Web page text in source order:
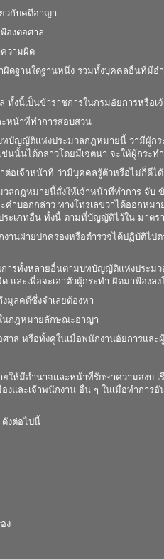
วกับคดีอาญา
องต่อศาล
วามผิด
ผิดฐานใดฐานหนึ่ง รวมทั้งบุคคลอื่นที่มี
งนี้เป็นข้าราชการในกรมอัยการหรือ
หน้าที่ทำการสอบสวน
บัญญัติแห่งประมวลกฎหมายนี้ ว่ามีผู้ก
นนั้นได้กล่าวโดยมีเจตนา จะให้ผู้กระท
อเจ้าหน้าที่ ว่ามีบุคคลรู้ตัวหรือไม่ก็ดีไ
กฎหมายนี้สั่งให้เจ้าหน้าที่ทำการ จับ
ำบอกกล่าว ทางโทรเลขว่าได้ออกหม
ระเภทอื่น ทั้งนี้ ตามที่บัญญัติไว้ใน มาตร
านฝ่ายปกครองหรือตำรวจได้ปฏิบัติไป
ารทั้งหลายอื่นตามบทบัญญัติแห่งประ
และเพื่อจะเอาตัวผู้กระทำ ผิดมาฟ้องลง
มูลคดีซึ่งจำเลยต้องหา
นกฎหมายลักษณะอาญา
ล หรือทั้งคู่ในเมื่อพนักงานอัยการและ
ให้มีอำนาจและหน้าที่รักษาความสงบ
และเจ้าพนักงาน อื่น ๆ ในเมื่อทำการ
งต่อไปนี้
ง